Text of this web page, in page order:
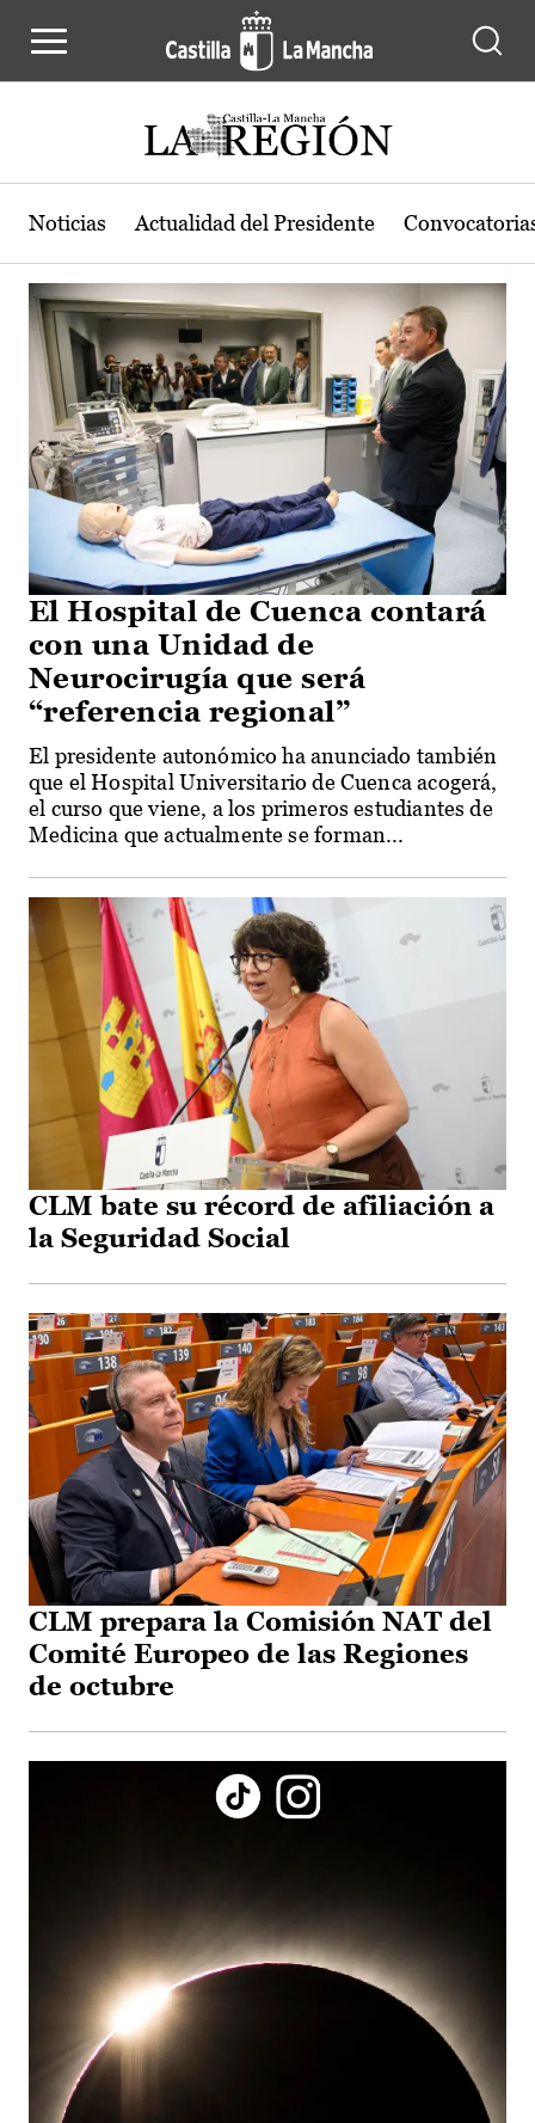
Actualidad de la región de Castilla-
Noticias Actualidad del Presidente
El Hospital de Cuenca contará
con una Unidad de
Neurocirugía que será
“referencia regional”
El presidente autonómico ha anunciado también
que el Hospital Universitario de Cuenca acogerá,
el curso que viene, a los primeros estudiantes de
Medicina que actualmente se forman...
CLM bate su récord de afiliación a
la Seguridad Social
CLM prepara la Comisión NAT del
Comité Europeo de las Regiones
de octubre